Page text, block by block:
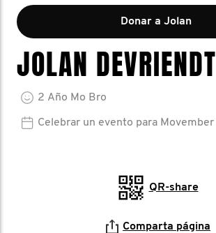
Donar a Jolan
JOLAN DEVRIENDT
2 Año Mo Bro
Celebrar un evento para Movember
QR-share
Comparta página